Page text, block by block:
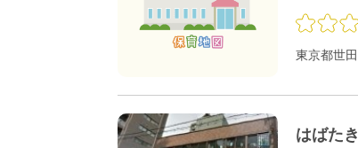
東京都世
はばた